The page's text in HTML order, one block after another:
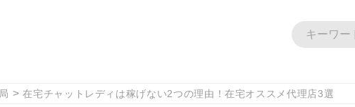
在宅チャットレディは稼げない2つの理由！在宅オススメ代理店3選